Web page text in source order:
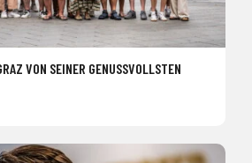
VON SEINER GENUSSVOLLSTEN